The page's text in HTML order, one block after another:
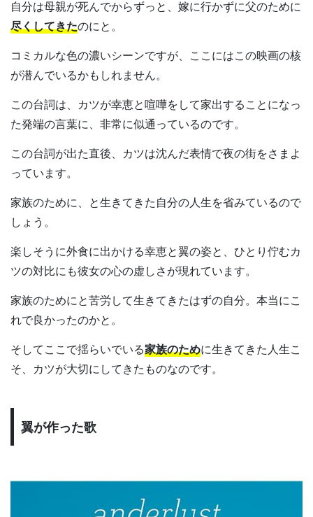
自分は母親が死んでからずっと、嫁に行かずに父のために
尽くしてきたのにと。
コミカルな色の濃いシーンですが、ここにはこの映画の核
が潜んでいるかもしれません。
この台詞は、カツが幸恵と喧嘩をして家出することになっ
た発端の言葉に、非常に似通っているのです。
この台詞が出た直後、カツは沈んだ表情で夜の街をさまよ
っています。
家族のために、と生きてきた自分の人生を省みているので
しょう。
楽しそうに外食に出かける幸恵と翼の姿と、ひとり佇むカ
ツの対比にも彼女の心の虚しさが現れています。
家族のためにと苦労して生きてきたはずの自分。本当にこ
れで良かったのかと。
そしてここで揺らいでいる家族のために生きてきた人生こ
そ、カツが大切にしてきたものなのです。
翼が作った歌